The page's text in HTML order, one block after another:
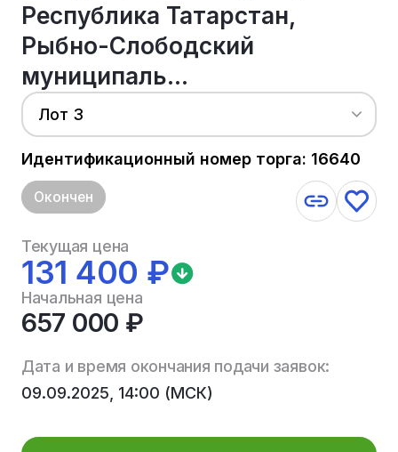
Республика Татарстан,
Рыбно-Слободский
муниципаль...
Лот 3
Идентификационный номер торга: 16640
Окончен
Текущая цена
131 400 ₽
Начальная цена
657 000 ₽
Дата и время окончания подачи заявок:
09.09.2025, 14:00 (МСК)